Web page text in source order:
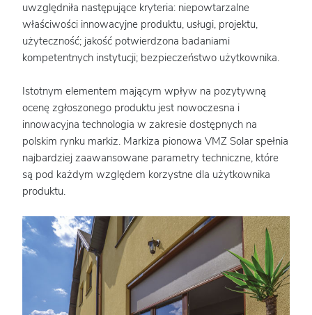
uwzględniła następujące kryteria: niepowtarzalne
właściwości innowacyjne produktu, usługi, projektu,
użyteczność; jakość potwierdzona badaniami
kompetentnych instytucji; bezpieczeństwo użytkownika.
Istotnym elementem mającym wpływ na pozytywną
ocenę zgłoszonego produktu jest nowoczesna i
innowacyjna technologia w zakresie dostępnych na
polskim rynku markiz. Markiza pionowa VMZ Solar spełnia
najbardziej zaawansowane parametry techniczne, które
są pod każdym względem korzystne dla użytkownika
produktu.